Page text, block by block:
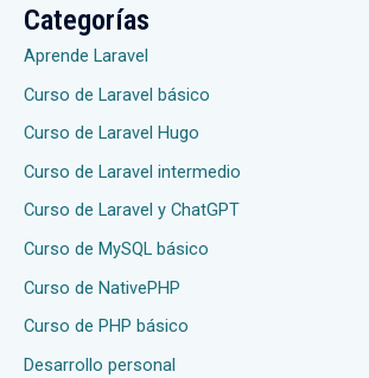
Categorías
Aprende Laravel
Curso de Laravel básico
Curso de Laravel Hugo
Curso de Laravel intermedio
Curso de Laravel y ChatGPT
Curso de MySQL básico
Curso de NativePHP
Curso de PHP básico
Desarrollo personal